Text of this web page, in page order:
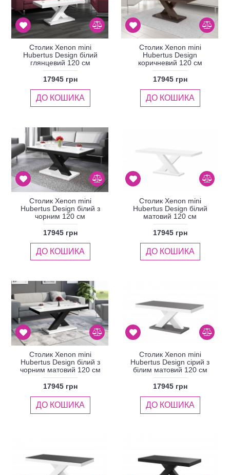
Столик Xenon mini
Hubertus Design білий
глянцевий 120 см
17945 грн
ДО КОШИКА
Столик Xenon mini
Hubertus Design
коричневий 120 см
17945 грн
ДО КОШИКА
Столик Xenon mini
Hubertus Design білий з
чорним 120 см
17945 грн
ДО КОШИКА
Столик Xenon mini
Hubertus Design білий
матовий 120 см
17945 грн
ДО КОШИКА
Столик Xenon mini
Hubertus Design білий з
чорним матовий 120 см
17945 грн
ДО КОШИКА
Столик Xenon mini
Hubertus Design сірий з
білим матовий 120 см
17945 грн
ДО КОШИКА